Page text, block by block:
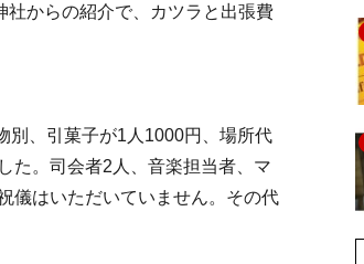
からの紹介で、カツラと出張費
別、引菓子が1人1000円、場所代
た。司会者2人、音楽担当者、マ
儀はいただいていません。その代